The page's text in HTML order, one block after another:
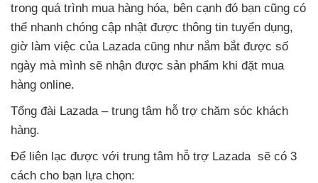
trong quá trình mua hàng hóa, bên cạnh đó bạn cũng có
thể nhanh chóng cập nhật được thông tin tuyển dụng,
giờ làm việc của Lazada cũng như nắm bắt được số
ngày mà mình sẽ nhận được sản phẩm khi đặt mua
hàng online.
Tổng đài Lazada – trung tâm hỗ trợ chăm sóc khách
hàng.
Để liên lạc được với trung tâm hỗ trợ Lazada sẽ có 3
cách cho bạn lựa chọn: